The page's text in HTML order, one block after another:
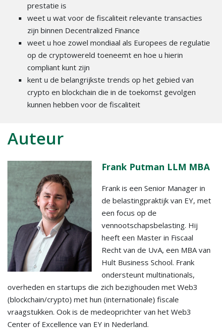
prestatie is
weet u wat voor de fiscaliteit relevante transacties
zijn binnen Decentralized Finance
weet u hoe zowel mondiaal als Europees de regulatie
op de cryptowereld toeneemt en hoe u hierin
compliant kunt zijn
kent u de belangrijkste trends op het gebied van
crypto en blockchain die in de toekomst gevolgen
kunnen hebben voor de fiscaliteit
Auteur
Frank Putman LLM MBA
Frank is een Senior Manager in
de belastingpraktijk van EY, met
een focus op de
vennootschapsbelasting. Hij
heeft een Master in Fiscaal
Recht van de UvA, een MBA van
Hult Business School. Frank
ondersteunt multinationals,
overheden en startups die zich bezighouden met Web3
(blockchain/crypto) met hun (internationale) fiscale
vraagstukken. Ook is de medeoprichter van het Web3
Center of Excellence van EY in Nederland.